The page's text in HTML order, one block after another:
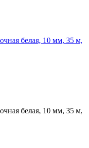
белая, 10 мм, 35 м,
белая, 10 мм, 35 м,